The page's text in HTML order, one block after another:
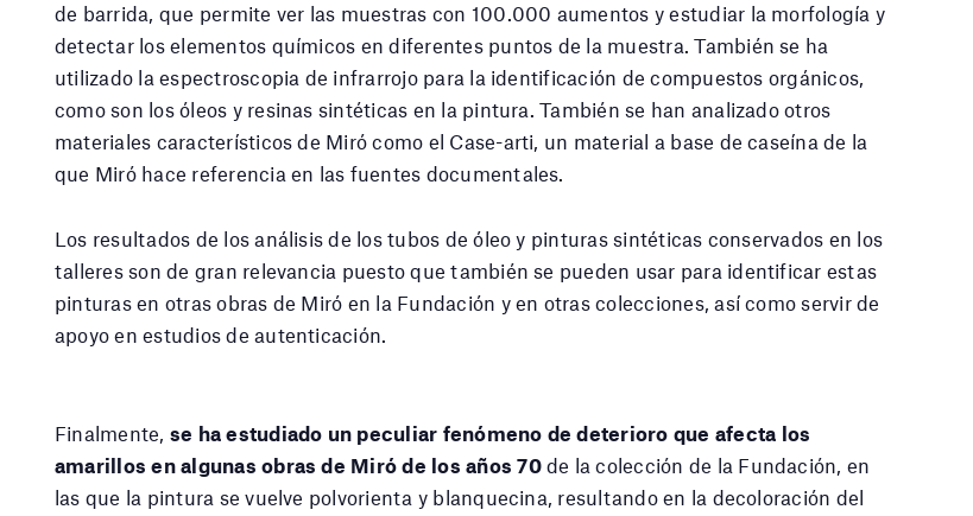
de barrida, que permite ver las muestras con 100.000 aumentos y estudiar la morfología y
detectar los elementos químicos en diferentes puntos de la muestra. También se ha
utilizado la espectroscopia de infrarrojo para la identificación de compuestos orgánicos,
como son los óleos y resinas sintéticas en la pintura. También se han analizado otros
materiales característicos de Miró como el Case-arti, un material a base de caseína de la
que Miró hace referencia en las fuentes documentales.
Los resultados de los análisis de los tubos de óleo y pinturas sintéticas conservados en los
talleres son de gran relevancia puesto que también se pueden usar para identificar estas
pinturas en otras obras de Miró en la Fundación y en otras colecciones, así como servir de
apoyo en estudios de autenticación.
Finalmente, se ha estudiado un peculiar fenómeno de deterioro que afecta los
amarillos en algunas obras de Miró de los años 70de la colección de la Fundación, en
las que la pintura se vuelve polvorienta y blanquecina, resultando en la decoloración del